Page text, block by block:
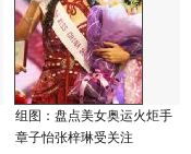
组图：盘点美女奥运火炬手
章子怡张梓琳受关注